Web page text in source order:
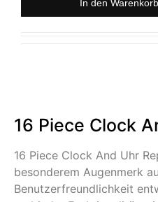
In den Warenkorb
16 Piece Clock
16 Piece Clock And Uhr
besonderem Augenmerk
Benutzerfreundlichkeit